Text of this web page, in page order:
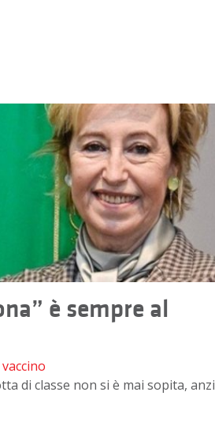
è sempre al
vaccino
di classe non si è mai sopita, anzi